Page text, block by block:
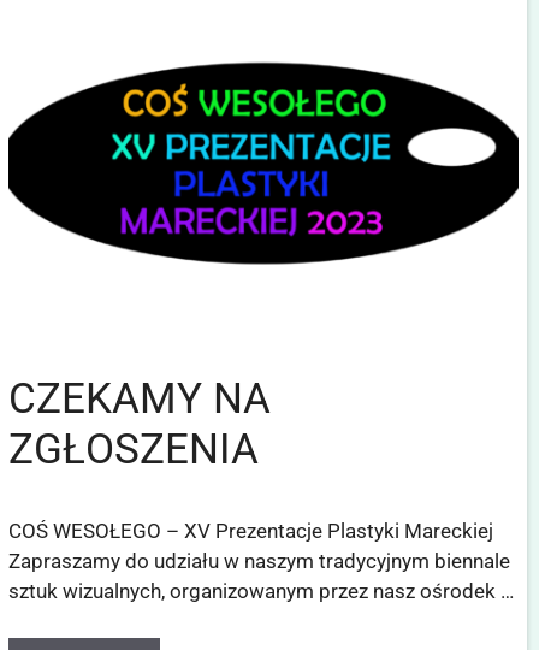
CZEKAMY NA
ZGŁOSZENIA
COŚ WESOŁEGO – XV Prezentacje Plastyki Mareckiej
Zapraszamy do udziału w naszym tradycyjnym biennale
sztuk wizualnych, organizowanym przez nasz ośrodek …